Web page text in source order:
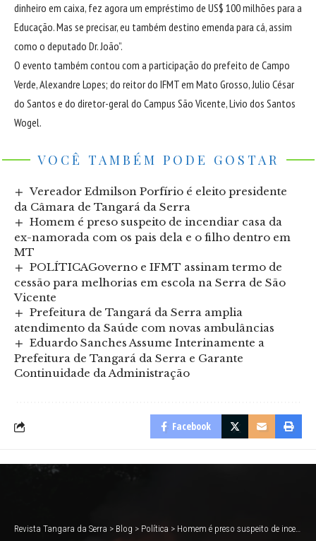
dinheiro em caixa, fez agora um empréstimo de US$ 100 milhões para a
Educação. Mas se precisar, eu também destino emenda para cá, assim
como o deputado Dr. João”.
O evento também contou com a participação do prefeito de Campo
Verde, Alexandre Lopes; do reitor do IFMT em Mato Grosso, Julio César
do Santos e do diretor-geral do Campus São Vicente, Livio dos Santos
Wogel.
VOCÊ TAMBÉM PODE GOSTAR
Vereador Edmilson Porfírio é eleito presidente
da Câmara de Tangará da Serra
Homem é preso suspeito de incendiar casa da
ex-namorada com os pais dela e o filho dentro em
MT
POLÍTICAGoverno e IFMT assinam termo de
cessão para melhorias em escola na Serra de São
Vicente
Prefeitura de Tangará da Serra amplia
atendimento da Saúde com novas ambulâncias
Eduardo Sanches Assume Interinamente a
Prefeitura de Tangará da Serra e Garante
Continuidade da Administração
Facebook
Revista Tangara da Serra > Blog > Política > Homem é preso suspeito de incendiar casa da ex-namorada com os pais dela e o filho dentro em MT